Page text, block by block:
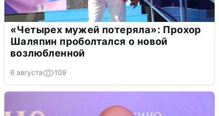
«Четырех мужей потеряла»: Прохор
Шаляпин проболтался о новой
возлюбленной
6 августа 109